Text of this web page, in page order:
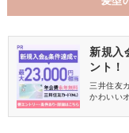
新規入
ント！
三井住友
かわいい